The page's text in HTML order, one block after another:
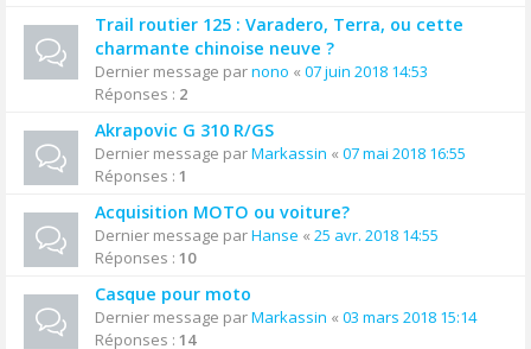
Trail routier 125 : Varadero, Terra, ou cette
charmante chinoise neuve ?
Dernier message parnono « 07 juin 2018 14:53
Réponses : 2
Akrapovic G 310 R/GS
Dernier message parMarkassin « 07 mai 2018 16:55
Réponses : 1
Acquisition MOTO ou voiture?
Dernier message parHanse « 25 avr. 2018 14:55
Réponses : 10
Casque pour moto
Dernier message parMarkassin « 03 mars 2018 15:14
Réponses : 14